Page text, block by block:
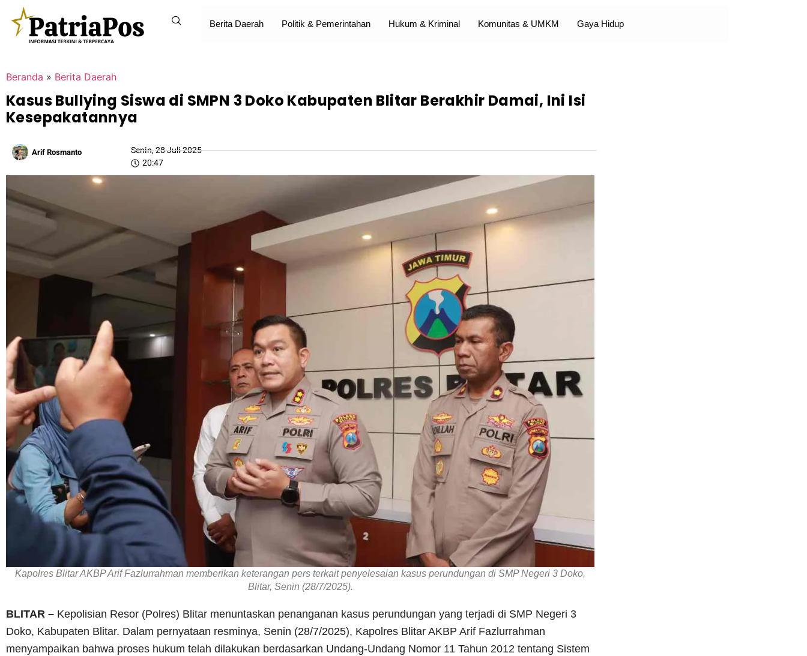
Berita Daerah Politik & Pemerintahan Hukum & Kriminal Komunitas & UMKM Gaya Hidup
Beranda » Berita Daerah
Kasus Bullying Siswa di SMPN 3 Doko Kabupaten Blitar Berakhir Damai, Ini Isi
Kesepakatannya
Arif Rosmanto
Senin, 28 Juli 2025
20:47
Kapolres Blitar AKBP Arif Fazlurrahman memberikan keterangan pers terkait penyelesaian kasus perundungan di SMP Negeri 3 Doko,
Blitar, Senin (28/7/2025).
BLITAR – Kepolisian Resor (Polres) Blitar menuntaskan penanganan kasus perundungan yang terjadi di SMP Negeri 3
Doko, Kabupaten Blitar. Dalam pernyataan resminya, Senin (28/7/2025), Kapolres Blitar AKBP Arif Fazlurrahman
menyampaikan bahwa proses hukum telah dilakukan berdasarkan Undang-Undang Nomor 11 Tahun 2012 tentang Sistem